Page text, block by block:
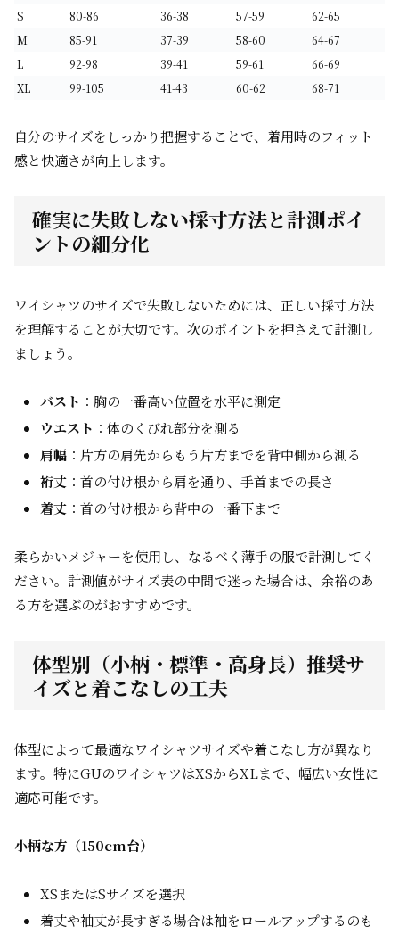
S
80-86 36-38 57-59
62-65
M
85-91 37-39 58-60
64-67
L
92-98 39-41 59-61
66-69
XL
99-105 41-43 60-62 68-71
自分のサイズをしっかり把握することで、着用時のフィット
感と快適さが向上します。
確実に失敗しない採寸方法と計測ポイ
ントの細分化
ワイシャツのサイズで失敗しないためには、正しい採寸方法
を理解することが大切です。次のポイントを押さえて計測し
ましょう。
バスト ：胸の一番高い位置を水平に測定
ウエスト ：体のくびれ部分を測る
肩幅 ：片方の肩先からもう片方までを背中側から測る
裄丈 ：首の付け根から肩を通り、手首までの長さ
着丈 ：首の付け根から背中の一番下まで
柔らかいメジャーを使用し、なるべく薄手の服で計測してく
ださい。計測値がサイズ表の中間で迷った場合は、余裕のあ
る方を選ぶのがおすすめです。
体型別（小柄・標準・高身長）推奨サ
イズと着こなしの工夫
体型によって最適なワイシャツサイズや着こなし方が異なり
ます。特にGUのワイシャツはXSからXLまで、幅広い女性に
適応可能です。
小柄な方（150cm台）
XSまたはSサイズを選択
着丈や袖丈が長すぎる場合は袖をロールアップするのも